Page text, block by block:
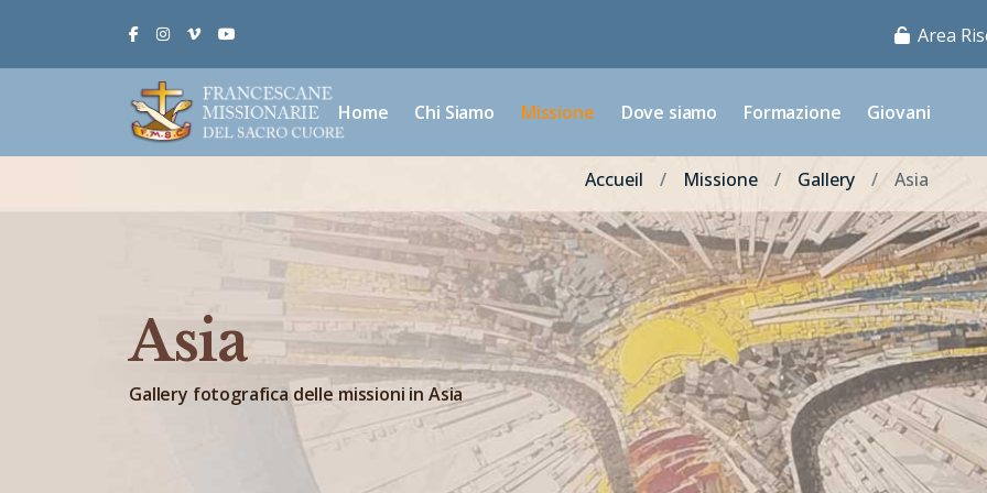
FacebookInstagram
Vimeo Area
Home Chi Siamo Missione Dove siamo Formazione Giovani
Accueil Missione Gallery Asia
Asia
Gallery fotografica delle missioni in Asia